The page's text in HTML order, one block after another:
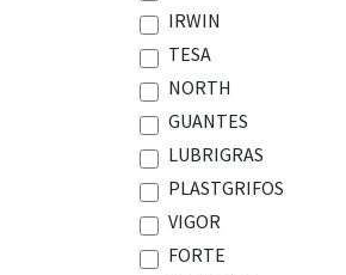
IRWIN
TESA
NORTH
GUANTES
LUBRIGRAS
PLASTGRIFOS
VIGOR
FORTE